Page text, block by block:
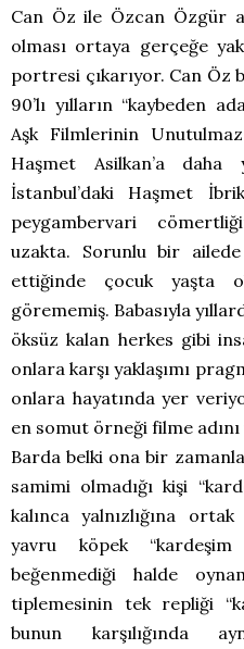
Can Öz ile Özcan Özgür
olması ortaya gerçeğe
portresi çıkarıyor. Can Öz
90’lı yılların “kaybeden
Aşk Filmlerinin
Haşmet Asilkan’a
İstanbul’daki Haşmet
peygambervari
uzakta. Sorunlu bir
ettiğinde çocuk yaşta
görememiş. Babasıyla
öksüz kalan herkes gibi
onlara karşı yaklaşımı
onlara hayatında yer
en somut örneği filme
Barda belki ona bir
samimi olmadığı kişi
kalınca yalnızlığına
yavru köpek
beğenmediği halde
tiplemesinin tek repliği
bunun karşılığında